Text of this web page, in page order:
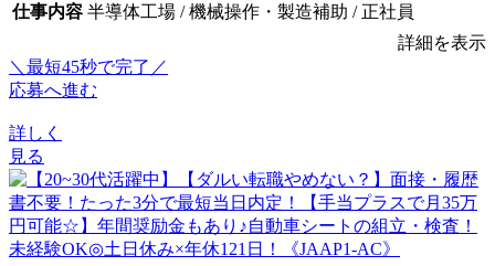
仕事内容 半導体工場 / 機械操作・製造補助 / 正社員
詳細を表示
＼最短45秒で完了／
応募へ進む
詳しく
見る